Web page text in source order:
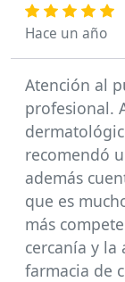
Hace un año
Atención al
profesional.
recomendó
además
que es
más
cercanía y la
farmacia de